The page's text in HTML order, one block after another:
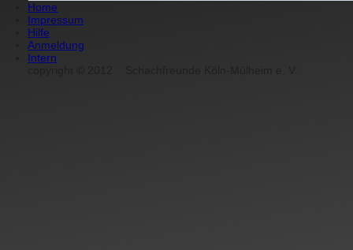
Home
Impressum
Hilfe
Anmeldung
Intern